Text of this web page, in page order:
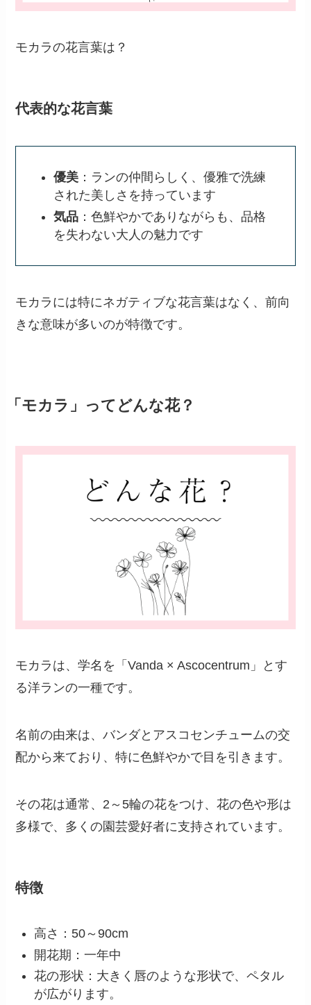
モカラの花言葉は？
代表的な花言葉
優美 ：ランの仲間らしく、優雅で洗練
された美しさを持っています
気品 ：色鮮やかでありながらも、品格
を失わない大人の魅力です
モカラには特にネガティブな花言葉はなく、前向
きな意味が多いのが特徴です。
「モカラ」ってどんな花？
モカラは、学名を「Vanda × Ascocentrum」とす
る洋ランの一種です。
名前の由来は、バンダとアスコセンチュームの交
配から来ており、特に色鮮やかで目を引きます。
その花は通常、2～5輪の花をつけ、花の色や形は
多様で、多くの園芸愛好者に支持されています。
特徴
高さ：50～90cm
開花期：一年中
花の形状：大きく唇のような形状で、ペタル
が広がります。